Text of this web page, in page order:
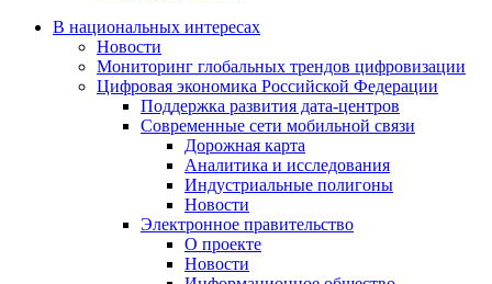
В национальных интересах
Новости
Мониторинг глобальных трендов цифровизации
Цифровая экономика Российской Федерации
Поддержка развития дата-центров
Современные сети мобильной связи
Дорожная карта
Аналитика и исследования
Индустриальные полигоны
Новости
Электронное правительство
О проекте
Новости